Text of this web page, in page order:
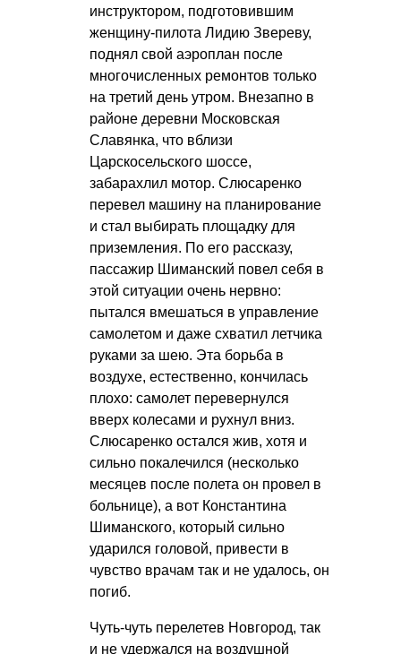
инструктором, подготовившим
женщину-пилота Лидию Звереву,
поднял свой аэроплан после
многочисленных ремонтов только
на третий день утром. Внезапно в
районе деревни Московская
Славянка, что вблизи
Царскосельского шоссе,
забарахлил мотор. Слюсаренко
перевел машину на планирование
и стал выбирать площадку для
приземления. По его рассказу,
пассажир Шиманский повел себя в
этой ситуации очень нервно:
пытался вмешаться в управление
самолетом и даже схватил летчика
руками за шею. Эта борьба в
воздухе, естественно, кончилась
плохо: самолет перевернулся
вверх колесами и рухнул вниз.
Слюсаренко остался жив, хотя и
сильно покалечился (несколько
месяцев после полета он провел в
больнице), а вот Константина
Шиманского, который сильно
ударился головой, привести в
чувство врачам так и не удалось, он
погиб.
Чуть-чуть перелетев Новгород, так
и не удержался на воздушной